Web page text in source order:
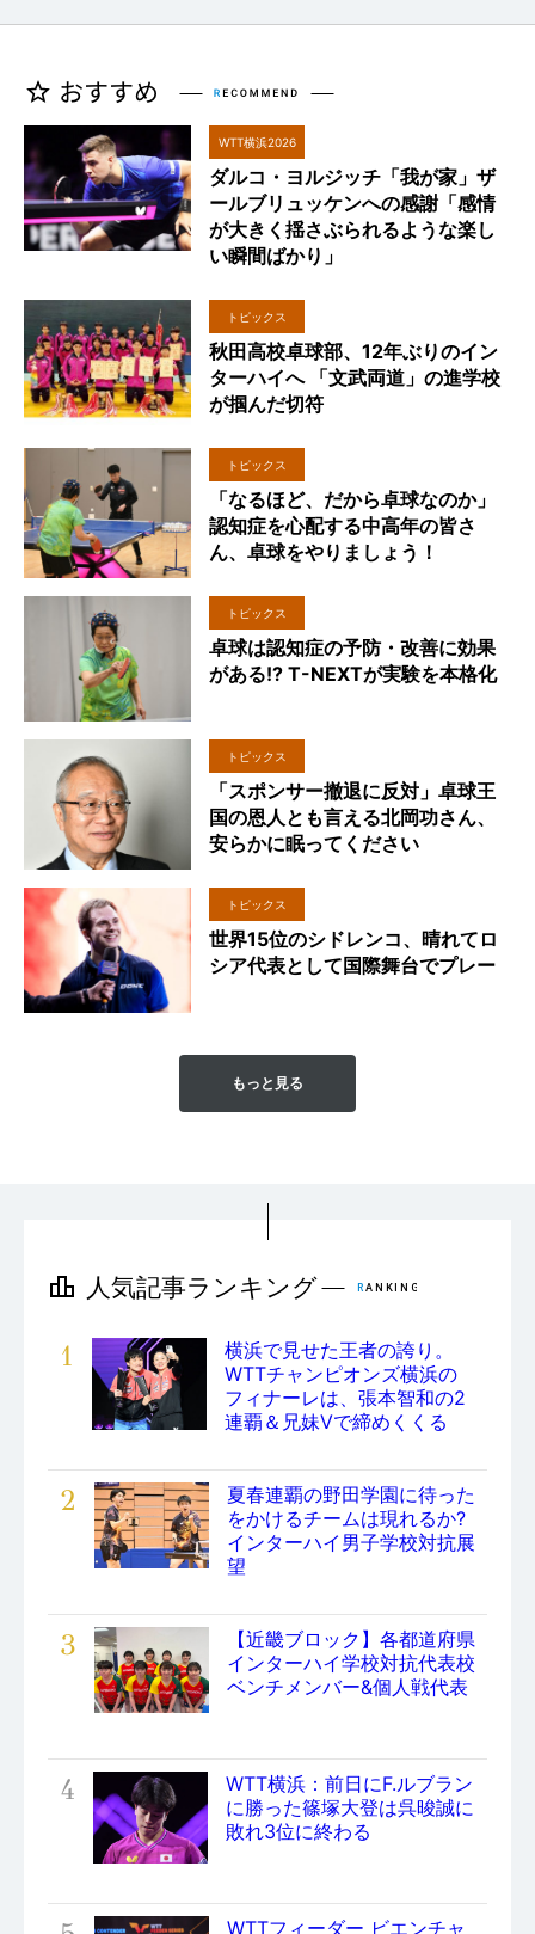
WTT横浜2026
ダルコ・ヨルジッチ「我が家」ザ
ールブリュッケンへの感謝「感情
が大きく揺さぶられるような楽し
い瞬間ばかり」
トピックス
秋田高校卓球部、12年ぶりのイン
ターハイへ 「文武両道」の進学校
が掴んだ切符
トピックス
「なるほど、だから卓球なのか」
認知症を心配する中高年の皆さ
ん、卓球をやりましょう！
トピックス
卓球は認知症の予防・改善に効果
がある!? T-NEXTが実験を本格化
トピックス
「スポンサー撤退に反対」卓球王
国の恩人とも言える北岡功さん、
安らかに眠ってください
トピックス
世界15位のシドレンコ、晴れてロ
シア代表として国際舞台でプレー
もっと見る
1
横浜で見せた王者の誇り。
WTTチャンピオンズ横浜の
フィナーレは、張本智和の2
連覇＆兄妹Vで締めくくる
2
夏春連覇の野田学園に待った
をかけるチームは現れるか?
インターハイ男子学校対抗展
望
3
【近畿ブロック】各都道府県
インターハイ学校対抗代表校
ベンチメンバー&個人戦代表
4
WTT横浜：前日にF.ルブラン
に勝った篠塚大登は呉晙誠に
敗れ3位に終わる
WTTフィーダー ビエンチャ